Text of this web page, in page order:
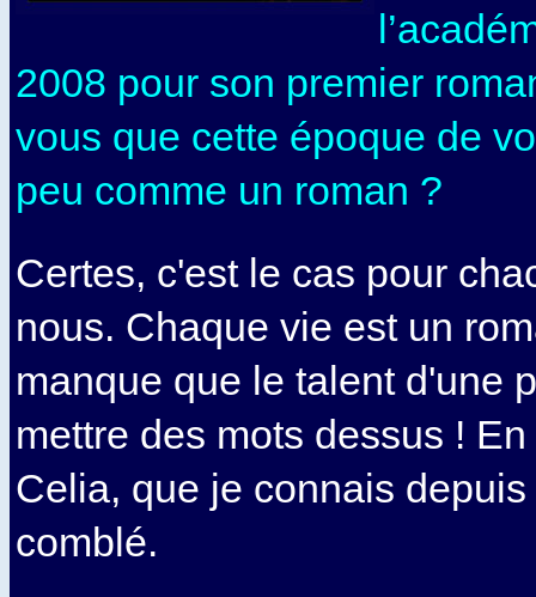
2008 pour son premier
vous que cette époque de
peu comme un roman ?
Certes, c'est le cas pour
nous. Chaque vie est un
manque que le talent d'une
mettre des mots dessus !
Celia, que je connais
comblé.